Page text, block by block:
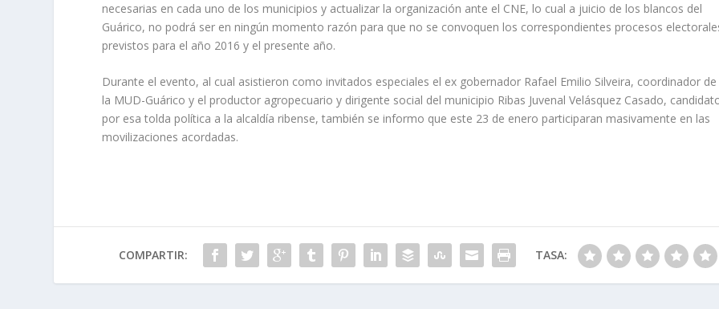
necesarias en cada uno de los municipios y actualizar la organización ante el CNE, lo cual a juicio de los blancos del
Guárico, no podrá ser en ningún momento razón para que no se convoquen los correspondientes procesos
previstos para el año 2016 y el presente año.
Durante el evento, al cual asistieron como invitados especiales el ex gobernador Rafael Emilio Silveira, coordinador de
la MUD-Guárico y el productor agropecuario y dirigente social del municipio Ribas Juvenal Velásquez Casado,
por esa tolda política a la alcaldía ribense, también se informo que este 23 de enero participaran masivamente en las
movilizaciones acordadas.
COMPARTIR: TASA: